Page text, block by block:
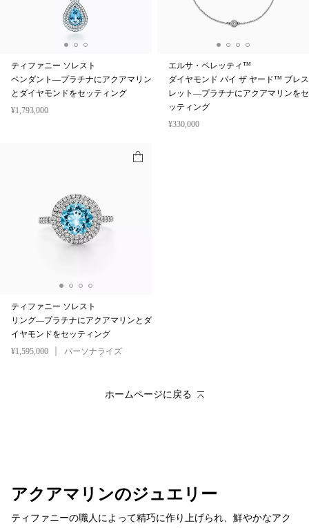
ティファニー ソレスト
ペンダント—プラチナにアクアマリン
とダイヤモンドをセッティング
¥1,793,000
エルサ・ペレッティ™
ダイヤモンド バイ ザ ヤード™ ブレス
レット—プラチナにアクアマリンをセ
ッティング
¥330,000
ティファニー ソレスト
リング—プラチナにアクアマリンとダ
イヤモンドをセッティング
¥1,595,000
パーソナライズ
ホームページに戻る
アクアマリンのジュエリー
ティファニーの職人によって精巧に作り上げられ、鮮やかなアク